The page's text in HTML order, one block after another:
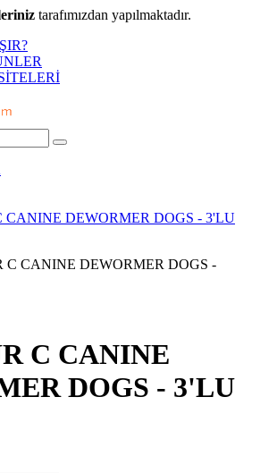
tarafımızdan yapılmaktadır.
CANINE DEWORMER DOGS - 3'LU
C CANINE
DOGS - 3'LU